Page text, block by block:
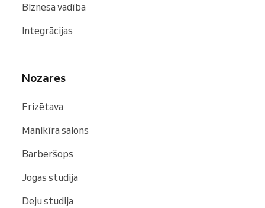
Biznesa vadība
Integrācijas
Nozares
Frizētava
Manikīra salons
Barberšops
Jogas studija
Deju studija